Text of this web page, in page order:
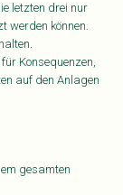
letzten drei nur
werden können.
Konsequenzen,
auf den Anlagen
gesamten